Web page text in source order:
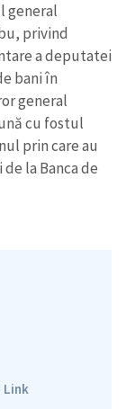
general
privind
a deputatei
bani în
general
cu fostul
prin care au
la Banca de
Link